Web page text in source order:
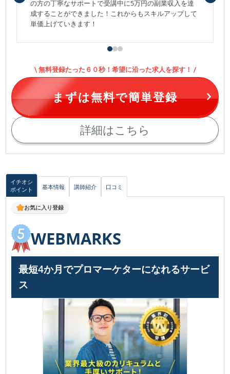
の方の丁寧なサポートで受講中に5万円の副業収入を達
成することができました！これからもスキルアップして
単価上げていきます！
詳細はこちら
無料登録たった６０秒！希望に沿った求人を探す！
まずは無料で簡単登録
イチオシ
ポイント
基本情報 講師紹介 口コミ
お気に入り登録
WEBMARKS
最短4か月でプロマーケターになれるサービ
ス